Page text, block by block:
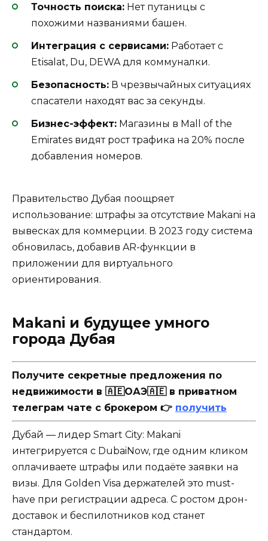
Точность поиска: Нет путаницы с
похожими названиями башен.
Интеграция с сервисами: Работает с
Etisalat, Du, DEWA для коммуналки.
Безопасность: В чрезвычайных ситуациях
спасатели находят вас за секунды.
Бизнес-эффект: Магазины в Mall of the
Emirates видят рост трафика на 20% после
добавления номеров.
Правительство Дубая поощряет
использование: штрафы за отсутствие Makani на
вывесках для коммерции. В 2023 году система
обновилась, добавив AR-функции в
приложении для виртуального
ориентирования.
Makani и будущее умного
города Дубая
Получите секретные предложения по
недвижимости в 🇦🇪ОАЭ🇦🇪 в приватном
телеграм чате с брокером 👉 получить
Дубай — лидер Smart City: Makani
интегрируется с DubaiNow, где одним кликом
оплачиваете штрафы или подаёте заявки на
визы. Для Golden Visa держателей это must-
have при регистрации адреса. С ростом дрон-
доставок и беспилотников код станет
стандартом.